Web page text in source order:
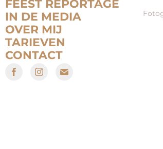
FEEST REPORTAGE
IN DE MEDIA
OVER MIJ
TARIEVEN
CONTACT